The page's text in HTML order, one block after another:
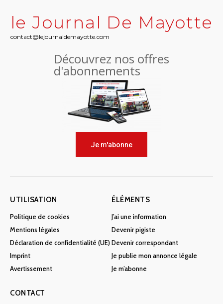
le Journal De Mayotte
contact@lejournaldemayotte.com
Découvrez nos offres
d'abonnements
Je m'abonne
UTILISATION
Politique de cookies
Mentions légales
Déclaration de confidentialité (UE)
Imprint
Avertissement
ÉLÉMENTS
J’ai une information
Devenir pigiste
Devenir correspondant
Je publie mon annonce légale
Je m’abonne
CONTACT